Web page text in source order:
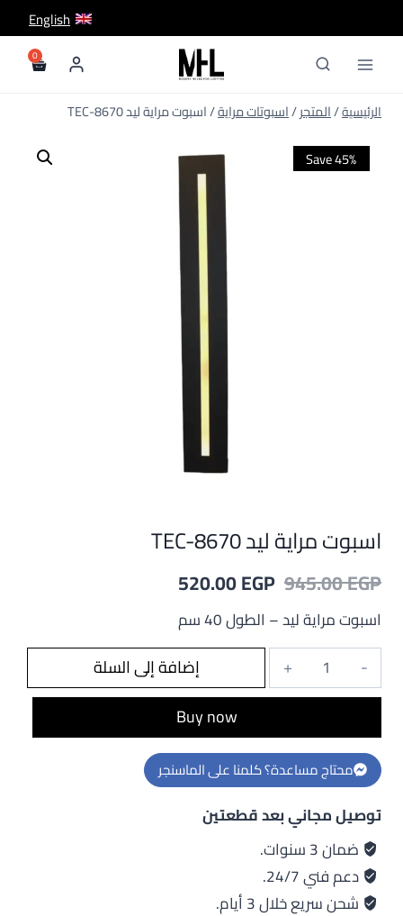
إلى
المحتوى
English
/المتجر/اسبوتات مراية/اسبوت مراية ليد TEC-8670
Save 45%
اسبوت مراية ليد TEC-8670
945.00EGP
السعر
الأصلي
هو:
520.00EGP
هو:
520.00 EGP.
اسبوت مراية ليد – الطول 40 سم
كمية
اسبوت
ليد
TEC-
8670
إضافة إلى السلة
Buy now
محتاج مساعدة؟ كلمنا على الماسنجر
توصيل مجاني بعد قطعتين
ضمان 3 سنوات.
دعم فني 24/7.
شحن سريع خلال 3 أيام.